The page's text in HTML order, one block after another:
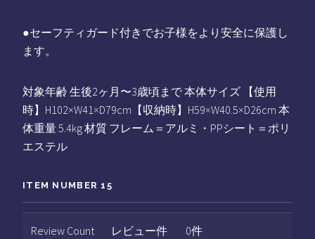
●セーフティガード付きでお子様をより安全に保護し
ます。
対象年齢 生後2ヶ月〜3歳頃まで 本体サイズ 【使用
時】H102×W41×D79cm【収納時】H59×W40.5×D26cm 本
体重量 5.4kg 材質 フレーム＝アルミ・PPシート＝ポリ
エステル
ITEM NUMBER 15
Review Count
レビュー件
0件